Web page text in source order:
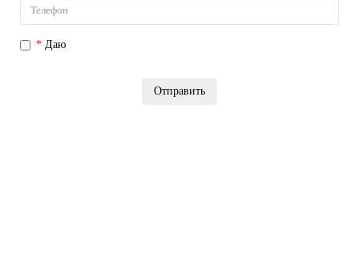
Даю
Отправить